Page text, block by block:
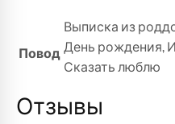
Повод
Выписка из
День рождения,
Сказать люблю
Отзывы